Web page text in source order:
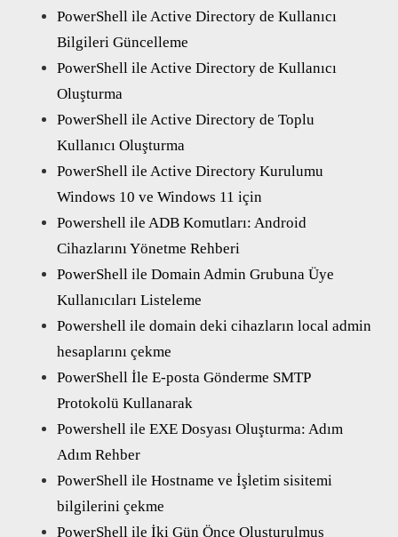
PowerShell ile Active Directory de Kullanıcı
Bilgileri Güncelleme
PowerShell ile Active Directory de Kullanıcı
Oluşturma
PowerShell ile Active Directory de Toplu
Kullanıcı Oluşturma
PowerShell ile Active Directory Kurulumu
Windows 10 ve Windows 11 için
Powershell ile ADB Komutları: Android
Cihazlarını Yönetme Rehberi
PowerShell ile Domain Admin Grubuna Üye
Kullanıcıları Listeleme
Powershell ile domain deki cihazların local admin
hesaplarını çekme
PowerShell İle E-posta Gönderme SMTP
Protokolü Kullanarak
Powershell ile EXE Dosyası Oluşturma: Adım
Adım Rehber
PowerShell ile Hostname ve İşletim sisitemi
bilgilerini çekme
PowerShell ile İki Gün Önce Oluşturulmuş